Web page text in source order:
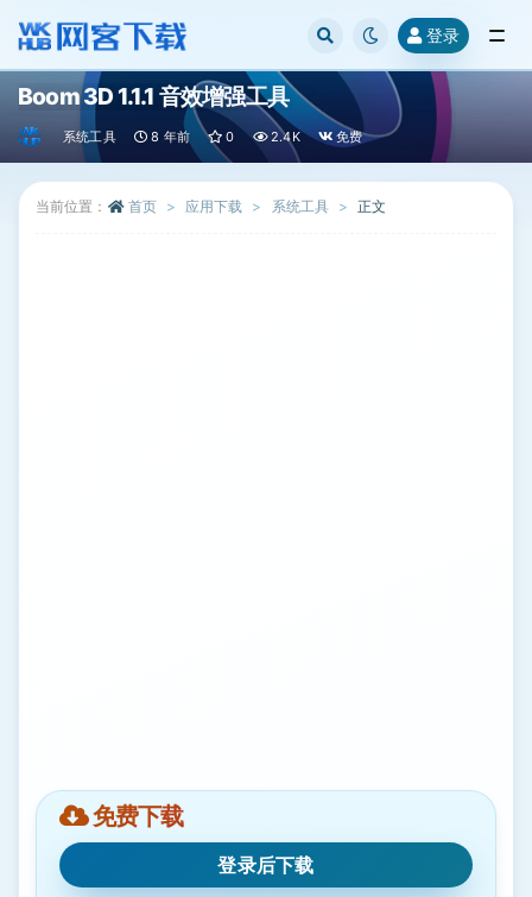
登录
Boom 3D 1.1.1 音效增强工具
系统工具 8 年前 0 2.4K 免费
当前位置： 首页 应用下载 系统工具 正文
免费下载
登录后下载
全部